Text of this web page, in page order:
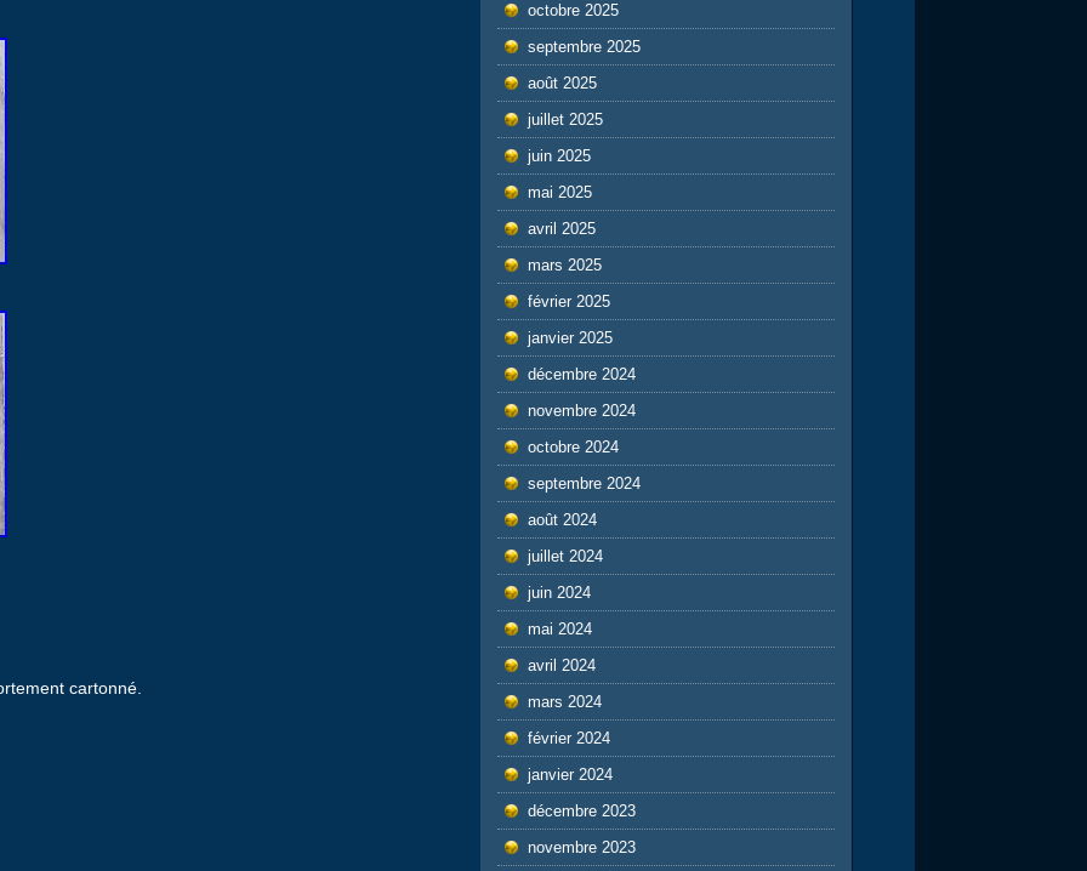
cartonné.
octobre 2025
septembre 2025
août 2025
juillet 2025
juin 2025
mai 2025
avril 2025
mars 2025
février 2025
janvier 2025
décembre 2024
novembre 2024
octobre 2024
septembre 2024
août 2024
juillet 2024
juin 2024
mai 2024
avril 2024
mars 2024
février 2024
janvier 2024
décembre 2023
novembre 2023